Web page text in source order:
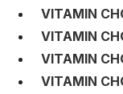
VITAMIN
VITAMIN
VITAMIN
VITAMIN